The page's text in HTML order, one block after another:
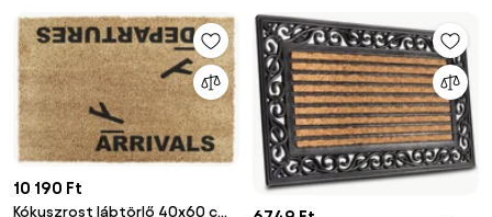
10 190 Ft
Kókuszrost lábtörlő 40x60 cm